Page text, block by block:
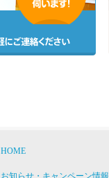
HOME
お知らせ・キャンペーン情報